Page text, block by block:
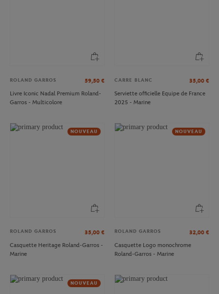
ROLAND GARROS 59,50 €
Livre Iconic Nadal Premium Roland-
Garros - Multicolore
CARRE BLANC 35,00 €
Serviette officielle Equipe de France
2025 - Marine
NOUVEAU
ROLAND GARROS 35,00 €
Casquette Heritage Roland-Garros -
Marine
NOUVEAU
ROLAND GARROS 32,00 €
Casquette Logo monochrome
Roland-Garros - Marine
NOUVEAU